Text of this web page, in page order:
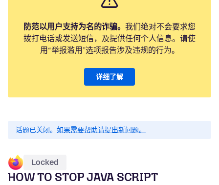
防范以用户支持为名的诈骗。 我们绝对不会要求您
拨打电话或发送短信，及提供任何个人信息。请使
用“举报滥用”选项报告涉及违规的行为。
详细了解
话题已关闭。 如果需要帮助请提出新问题。
Locked
HOW TO STOP JAVA SCRIPT